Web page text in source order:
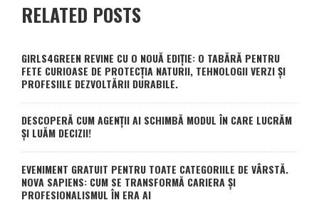
RELATED POSTS
GIRLS4GREEN REVINE CU O NOUĂ EDIȚIE: O TABĂRĂ PENTRU
FETE CURIOASE DE PROTECȚIA NATURII, TEHNOLOGII VERZI ȘI
PROFESIILE DEZVOLTĂRII DURABILE.
DESCOPERĂ CUM AGENȚII AI SCHIMBĂ MODUL ÎN CARE LUCRĂM
ȘI LUĂM DECIZII!
EVENIMENT GRATUIT PENTRU TOATE CATEGORIILE DE VÂRSTĂ.
NOVA SAPIENS: CUM SE TRANSFORMĂ CARIERA ȘI
PROFESIONALISMUL ÎN ERA AI